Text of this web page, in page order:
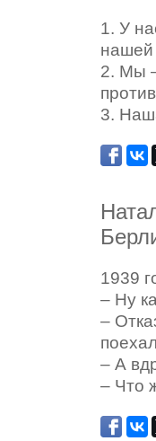
1. У
нашей
2. Мы
3.
1939
– Ну
–
– А
– Что